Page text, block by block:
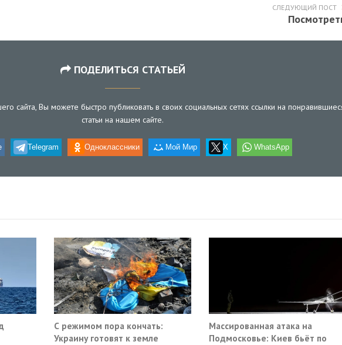
СЛЕДУЮЩИЙ ПОСТ
ПОДЕЛИТЬСЯ СТАТЬЕЙ
сайта, Вы можете быстро публиковать в своих социальных сетях ссылки на
статьи на нашем сайте.
Telegram Одноклассники Мой Мир X WhatsApp
С режимом пора кончать:
Украину готовят к земле
Массированная атака на
Подмосковье: Киев бьёт по